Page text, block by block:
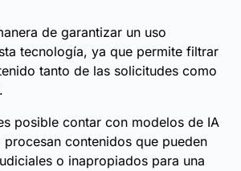
de garantizar un uso
tecnología, ya que permite filtrar
tanto de las solicitudes como
posible contar con modelos de IA
contenidos que pueden
o inapropiados para una